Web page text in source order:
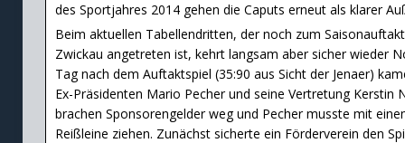
des Sportjahres 2014 gehen die Caputs erneut als klarer
Beim aktuellen Tabellendritten, der noch zum Saisonauftakt
Zwickau angetreten ist, kehrt langsam aber sicher wieder
Tag nach dem Auftaktspiel (35:90 aus Sicht der Jenaer)
Ex-Präsidenten Mario Pecher und seine Vertretung Kerstin
brachen Sponsorengelder weg und Pecher musste mit
Reißleine ziehen. Zunächst sicherte ein Förderverein den